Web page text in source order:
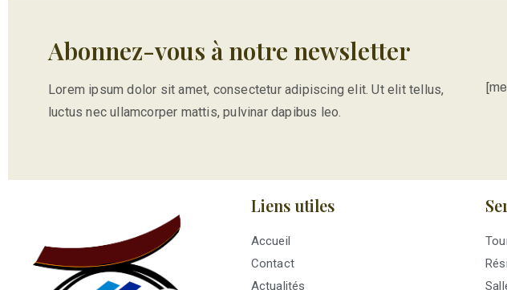
Abonnez-vous à notre newsletter
Lorem ipsum dolor sit amet, consectetur adipiscing elit. Ut elit tellus,
luctus nec ullamcorper mattis, pulvinar dapibus leo.
Liens utiles
Accueil
Contact
Actualités